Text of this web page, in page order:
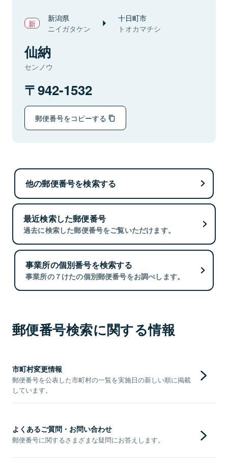
新潟県
ニイガタケン
十日町市
トオカマチシ
仙納
センノウ
942-1532
郵便番号をコピーする
他の郵便番号を検索する
最近検索した郵便番号
過去に検索した郵便番号をご覧いただけます。
事業所の個別番号を検索する
事業所の７けたの個別郵便番号をお調べします。
郵便番号検索に関する情報
市町村変更情報
郵便番号を公表した市町村の一覧を実施日の新しい順に掲載
しています。
よくあるご質問・お問い合わせ
郵便番号に関するさまざまな疑問にお答えします。